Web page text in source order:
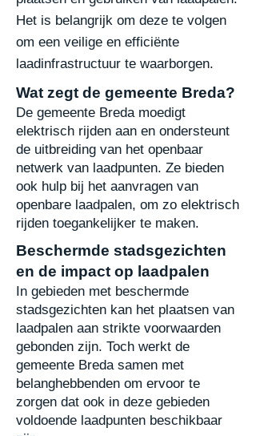
Het is belangrijk om deze te volgen
om een veilige en efficiënte
laadinfrastructuur te waarborgen.
Wat zegt de gemeente Breda?
De gemeente Breda moedigt
elektrisch rijden aan en ondersteunt
de uitbreiding van het openbaar
netwerk van laadpunten. Ze bieden
ook hulp bij het aanvragen van
openbare laadpalen, om zo elektrisch
rijden toegankelijker te maken.
Beschermde stadsgezichten
en de impact op laadpalen
In gebieden met beschermde
stadsgezichten kan het plaatsen van
laadpalen aan strikte voorwaarden
gebonden zijn. Toch werkt de
gemeente Breda samen met
belanghebbenden om ervoor te
zorgen dat ook in deze gebieden
voldoende laadpunten beschikbaar